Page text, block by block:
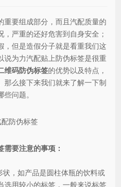
要组成部分，而且汽配质量的
严重的还好危害到自身安全；
，但是造假分子就是看重我们这
说为力汽配贴上防伪标签是很重
维码防伪标签的优势以及特点，
那么接下来我们就来了解一下制
些问题。
需要注意的事项：
，如产品是圆柱体瓶的饮料或
选用较小的标签，一般来说标签